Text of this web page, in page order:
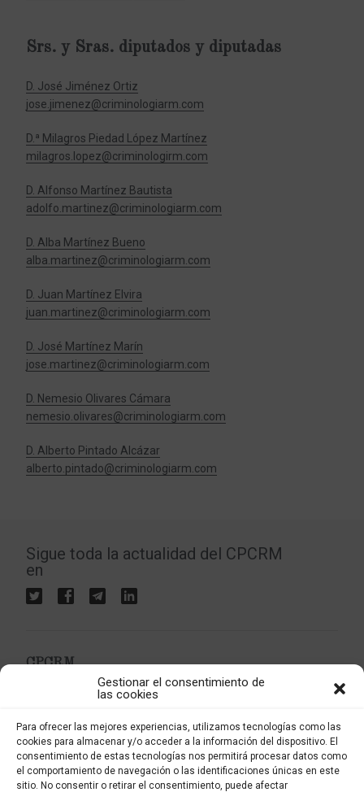
Gestionar el consentimiento de
las cookies
Para ofrecer las mejores experiencias, utilizamos tecnologías como las
cookies para almacenar y/o acceder a la información del dispositivo. El
consentimiento de estas tecnologías nos permitirá procesar datos como
el comportamiento de navegación o las identificaciones únicas en este
sitio. No consentir o retirar el consentimiento, puede afectar
Srs. y Sras. diputados y diputadas
D. José Jiménez Ortiz
jose.jimenez@criminologiarm.com
D.ª Milagros Piedad López Martínez
milagros.lopez@criminologirm.com
D. Alfonso Martínez Bautista
adolfo.martinez@criminologiarm.com
D. Alba Martínez Bueno
alba.martinez@criminologiarm.com
D. Juan Martínez Elvira
juan.martinez@criminologiarm.com
D. José Martínez Marín
jose.martinez@criminologiarm.com
D. Nemesio Olivares Cámara
nemesio.olivares@criminologiarm.com
D. Alberto Pintado Alcázar
alberto.pintado@criminologiarm.com
Sigue toda la actualidad del CPCRM
en
CPCRM
Colegio Profesional de Criminología de la Región de
Apartado postal 4037
30080 Murcia